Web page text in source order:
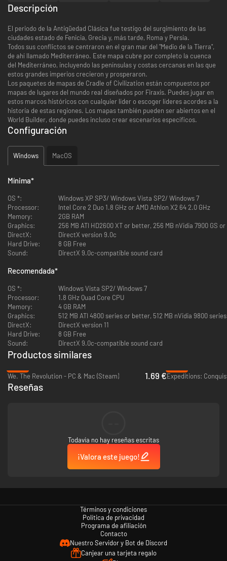
Descripción
El periodo de la Antigüedad Clásica fue testigo del surgimiento de las
ciudades estado de Fenicia, Grecia y, más tarde, Roma y Persia.
Todos sus conflictos se centraron en el gran mar del "Medio de la Tierra",
de ahí llamado Mediterráneo. Este mapa cubre por completo la cuenca
del Mediterráneo, incluyendo las penínsulas y costas cercanas en las que
estos grandes imperios crecieron y prosperaron.
Los paquetes de mapas de Cradle of Civilization están compuestos por
mapas de lugares del mundo real diseñados por Firaxis. Puedes jugar en
estos marcos históricos con cualquier líder o escoger líderes acordes a la
historia de estas regiones. Los mapas también pueden ser abiertos en el
World Builder, donde puedes incluso crear escenarios específicos.
Configuración
Windows MacOS
Mínima*
OS *:
Windows XP SP3/ Windows Vista SP2/ Windows 7
Processor:
Intel Core 2 Duo 1.8 GHz or AMD Athlon X2 64 2.0 GHz
Memory:
2GB RAM
Graphics:
256 MB ATI HD2600 XT or better, 256 MB nVidia 7900
DirectX:
DirectX version 9.0c
Hard Drive:
8 GB Free
Sound:
DirectX 9.0c-compatible sound card
Recomendada*
OS *:
Windows Vista SP2/ Windows 7
Processor:
1.8 GHz Quad Core CPU
Memory:
4 GB RAM
Graphics:
512 MB ATI 4800 series or better, 512 MB nVidia 9800
DirectX:
DirectX version 11
Hard Drive:
8 GB Free
Sound:
DirectX 9.0c-compatible sound card
Productos similares
We. The Revolution - PC & Mac (Steam)
1.69 €Expeditions:
Reseñas
Todavía no hay reseñas escritas
¡Valora este juego!
Términos y condiciones
Política de privacidad
Programa de afiliación
Contacto
Nuestro Servidor y Bot de Discord
Canjear una tarjeta regalo